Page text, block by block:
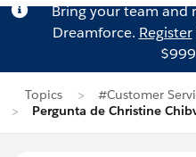
Bring your team and
Dreamforce. Register
Topics
#Customer
Pergunta de Christine